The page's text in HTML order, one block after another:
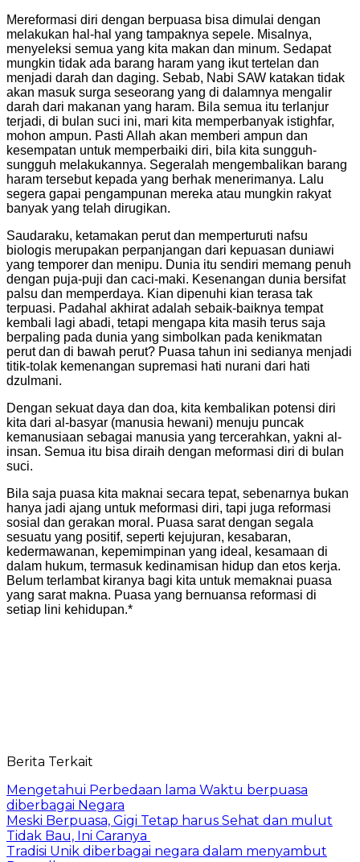
Mereformasi diri dengan berpuasa bisa dimulai dengan
melakukan hal-hal yang tampaknya sepele. Misalnya,
menyeleksi semua yang kita makan dan minum. Sedapat
mungkin tidak ada barang haram yang ikut tertelan dan
menjadi darah dan daging. Sebab, Nabi SAW katakan tidak
akan masuk surga seseorang yang di dalamnya mengalir
darah dari makanan yang haram. Bila semua itu terlanjur
terjadi, di bulan suci ini, mari kita memperbanyak istighfar,
mohon ampun. Pasti Allah akan memberi ampun dan
kesempatan untuk memperbaiki diri, bila kita sungguh-
sungguh melakukannya. Segeralah mengembalikan barang
haram tersebut kepada yang berhak menerimanya. Lalu
segera gapai pengampunan mereka atau mungkin rakyat
banyak yang telah dirugikan.
Saudaraku, ketamakan perut dan memperturuti nafsu
biologis merupakan perpanjangan dari kepuasan duniawi
yang temporer dan menipu. Dunia itu sendiri memang penuh
dengan puja-puji dan caci-maki. Kesenangan dunia bersifat
palsu dan memperdaya. Kian dipenuhi kian terasa tak
terpuasi. Padahal akhirat adalah sebaik-baiknya tempat
kembali lagi abadi, tetapi mengapa kita masih terus saja
berpaling pada dunia yang simbolkan pada kenikmatan
perut dan di bawah perut? Puasa tahun ini sedianya menjadi
titik-tolak kemenangan supremasi hati nurani dari hati
dzulmani.
Dengan sekuat daya dan doa, kita kembalikan potensi diri
kita dari al-basyar (manusia hewani) menuju puncak
kemanusiaan sebagai manusia yang tercerahkan, yakni al-
insan. Semua itu bisa diraih dengan meformasi diri di bulan
suci.
Bila saja puasa kita maknai secara tepat, sebenarnya bukan
hanya jadi ajang untuk meformasi diri, tapi juga reformasi
sosial dan gerakan moral. Puasa sarat dengan segala
sesuatu yang positif, seperti kejujuran, kesabaran,
kedermawanan, kepemimpinan yang ideal, kesamaan di
dalam hukum, termasuk kedinamisan hidup dan etos kerja.
Belum terlambat kiranya bagi kita untuk memaknai puasa
yang sarat makna. Puasa yang bernuansa reformasi di
setiap lini kehidupan.*
Berita Terkait
Mengetahui Perbedaan lama Waktu berpuasa
diberbagai Negara
Meski Berpuasa, Gigi Tetap harus Sehat dan mulut
Tidak Bau, Ini Caranya
Tradisi Unik diberbagai negara dalam menyambut